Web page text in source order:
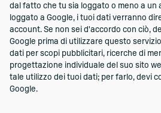
dal fatto che tu sia loggato o meno a un
loggato a Google, i tuoi dati verranno
account. Se non sei d'accordo con ciò,
Google prima di utilizzare questo
dati per scopi pubblicitari, ricerche di
progettazione individuale del suo sito
tale utilizzo dei tuoi dati; per farlo, devi
Google.